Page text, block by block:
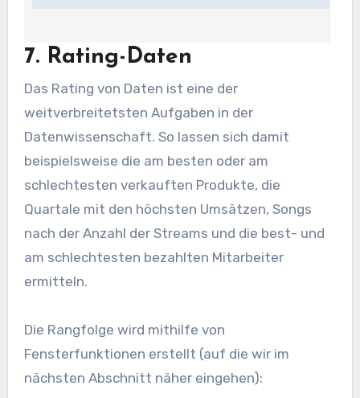
7. Rating-Daten
Das Rating von Daten ist eine der
weitverbreitetsten Aufgaben in der
Datenwissenschaft. So lassen sich damit
beispielsweise die am besten oder am
schlechtesten verkauften Produkte, die
Quartale mit den höchsten Umsätzen, Songs
nach der Anzahl der Streams und die best- und
am schlechtesten bezahlten Mitarbeiter
ermitteln.
Die Rangfolge wird mithilfe von
Fensterfunktionen erstellt (auf die wir im
nächsten Abschnitt näher eingehen):